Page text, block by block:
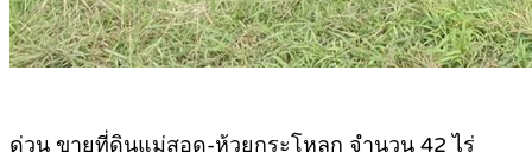
ด่วน ขายที่ดินแม่สอด-ห้วยกระโหลก จำนวน 42 ไร่